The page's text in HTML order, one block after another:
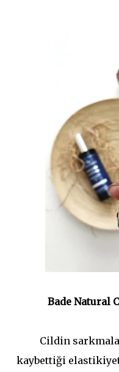
Bade Natural
Cildin
kaybettiği